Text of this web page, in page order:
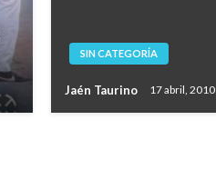
SIN CATEGORÍA
Jaén Taurino 17 abril, 2010